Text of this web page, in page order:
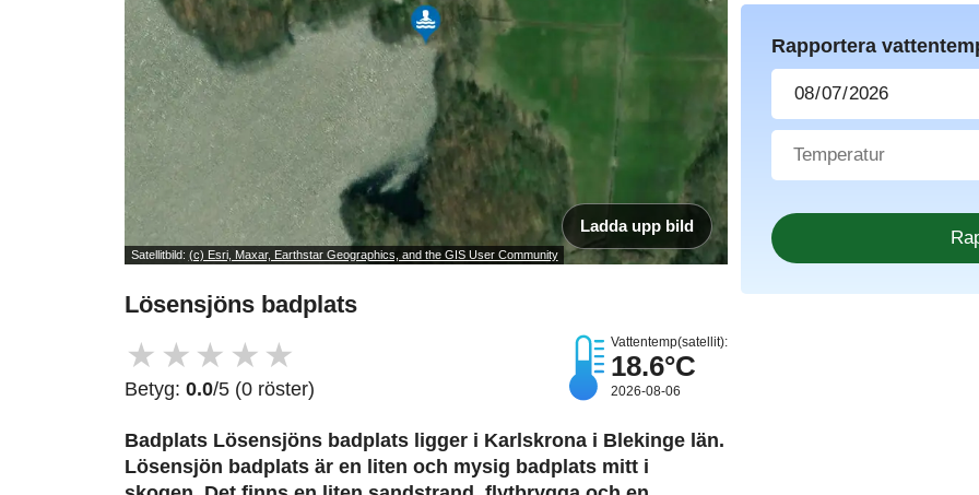
Satellitbild: (c) Esri, Maxar, Earthstar Geographics, and the GIS User Community
Ladda upp bild
Lösensjöns badplats
★ ★ ★ ★ ★
Betyg: 0.0/5 (0 röster)
Vattentemp(satellit):
18.6°C
2026-08-06
Badplats Lösensjöns badplats ligger i Karlskrona i Blekinge län.
Lösensjön badplats är en liten och mysig badplats mitt i
Rapportera